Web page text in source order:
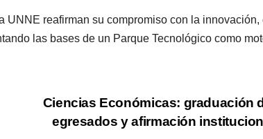
reafirman su compromiso con la innovación,
las bases de un Parque Tecnológico como
Ciencias Económicas: graduación
egresados y afirmación